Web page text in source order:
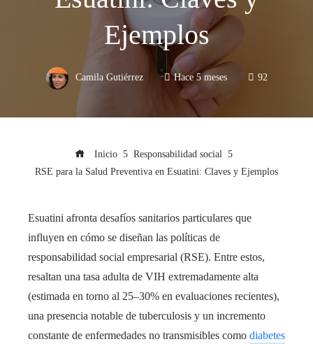
Ejemplos
Camila Gutiérrez Hace 5 meses 92
Inicio
Responsabilidad social
RSE para la Salud Preventiva en Esuatini: Claves y Ejemplos
Esuatini afronta desafíos sanitarios particulares que
influyen en cómo se diseñan las políticas de
responsabilidad social empresarial (RSE). Entre estos,
resaltan una tasa adulta de VIH extremadamente alta
(estimada en torno al 25–30% en evaluaciones recientes),
una presencia notable de tuberculosis y un incremento
constante de enfermedades no transmisibles como diabetes